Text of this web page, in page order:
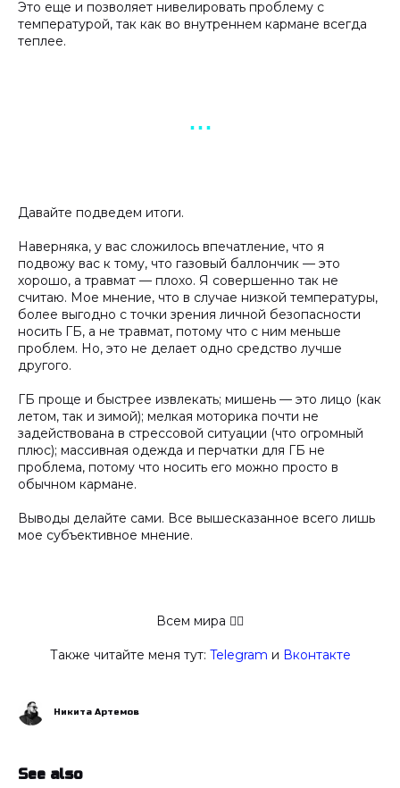
Это еще и позволяет нивелировать проблему с
температурой, так как во внутреннем кармане всегда
теплее.
▪︎ ▪︎ ▪︎
Давайте подведем итоги.
Наверняка, у вас сложилось впечатление, что я
подвожу вас к тому, что газовый баллончик — это
хорошо, а травмат — плохо. Я совершенно так не
считаю. Мое мнение, что в случае низкой температуры,
более выгодно с точки зрения личной безопасности
носить ГБ, а не травмат, потому что с ним меньше
проблем. Но, это не делает одно средство лучше
другого.
ГБ проще и быстрее извлекать; мишень — это лицо (как
летом, так и зимой); мелкая моторика почти не
задействована в стрессовой ситуации (что огромный
плюс); массивная одежда и перчатки для ГБ не
проблема, потому что носить его можно просто в
обычном кармане.
Выводы делайте сами. Все вышесказанное всего лишь
мое субъективное мнение.
Всем мира ✋🏻
Также читайте меня тут: Telegram и Вконтакте
Никита Артемов
See also